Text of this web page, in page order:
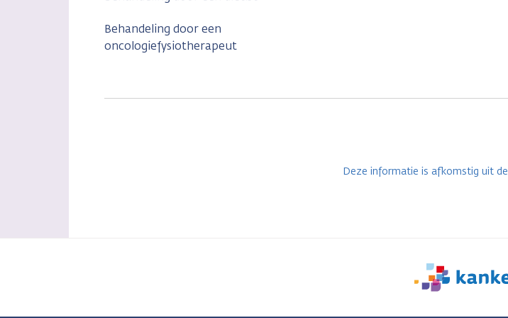
Behandeling door een
oncologiefysiotherapeut
Deze informatie is afkomstig uit de
We